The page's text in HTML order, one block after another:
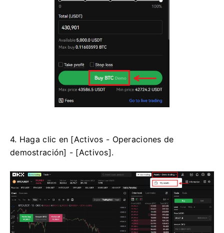
4. Haga clic en [Activos - Operaciones de
demostración] - [Activos].